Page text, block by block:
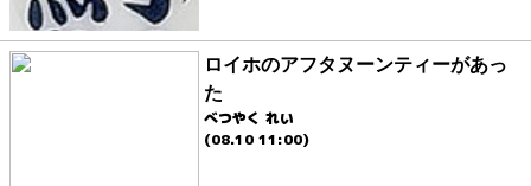
ロイホのアフタヌーンティーがあっ
た
べつやく れい
(08.10 11:00)